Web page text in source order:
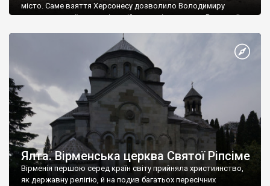
місто. Саме взяття Херсонесу дозволило Володимиру
диктувати свої умови візантійському імператору Василю ІІ, та
Херсонесі Володимир-язичник, став Василем-християнином.
А потім було Хрещення Русі. На честь Херсонесу Таврійського
Ялта. Вірменська церква Святої Ріпсіме
Вірменія першою серед країн світу прийняла християнство,
як державну релігію, й на подив багатьох пересічних